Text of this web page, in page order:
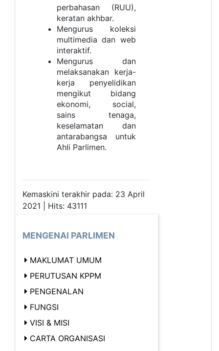
perbahasan (RUU),
keratan akhbar.
Mengurus koleksi
multimedia dan web
interaktif.
Mengurus dan
melaksanakan kerja-
kerja penyelidikan
mengikut bidang
ekonomi, social,
sains tenaga,
keselamatan dan
antarabangsa untuk
Ahli Parlimen.
Kemaskini terakhir pada: 23 April
2021 | Hits: 43111
MENGENAI PARLIMEN
MAKLUMAT UMUM
PERUTUSAN KPPM
PENGENALAN
FUNGSI
VISI & MISI
CARTA ORGANISASI